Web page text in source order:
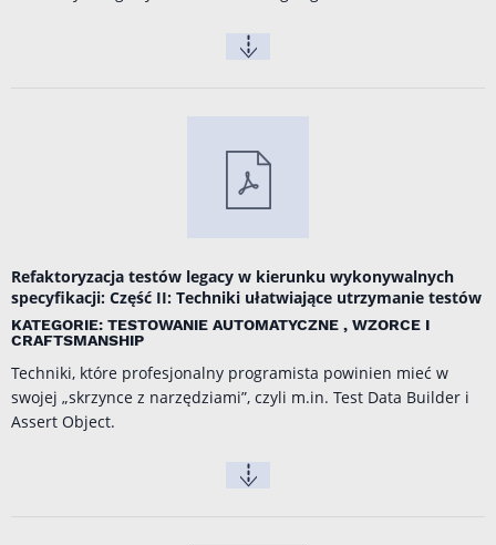
Refaktoryzacja testów legacy w kierunku wykonywalnych
specyfikacji: Część II: Techniki ułatwiające utrzymanie testów
KATEGORIE: TESTOWANIE AUTOMATYCZNE , WZORCE I
CRAFTSMANSHIP
Techniki, które profesjonalny programista powinien mieć w
swojej „skrzynce z narzędziami”, czyli m.in. Test Data Builder i
Assert Object.